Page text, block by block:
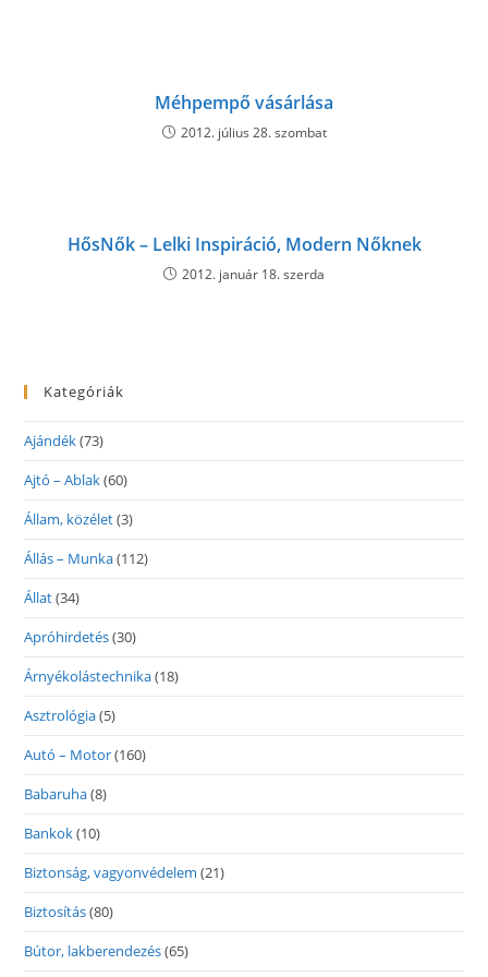
Méhpempő vásárlása
2012. július 28. szombat
HősNők – Lelki Inspiráció, Modern Nőknek
2012. január 18. szerda
Kategóriák
Ajándék(73)
Ajtó – Ablak(60)
Állam, közélet(3)
Állás – Munka(112)
Állat(34)
Apróhirdetés(30)
Árnyékolástechnika(18)
Asztrológia(5)
Autó – Motor(160)
Babaruha(8)
Bankok(10)
Biztonság, vagyonvédelem (21)
Biztosítás(80)
Bútor, lakberendezés(65)